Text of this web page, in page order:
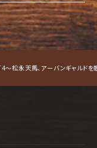
松永天馬、アーバンギャルドを